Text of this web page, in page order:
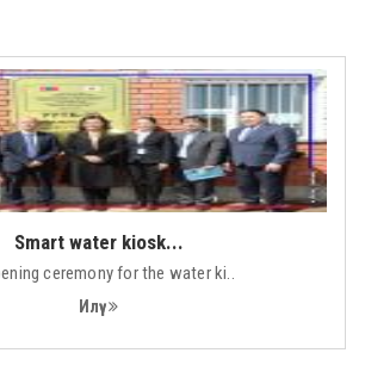
Smart water kiosk...
ceremony for the water ki..
Илүү